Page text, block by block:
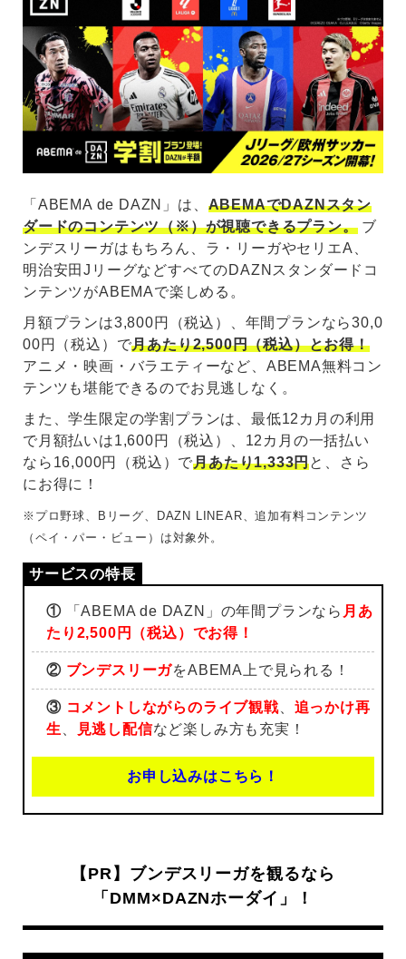
「ABEMA de DAZN」は、 ABEMAでDAZNスタン
ダードのコンテンツ（※）が視聴できるプラン。ブ
ンデスリーガはもちろん、ラ・リーガやセリエA、
明治安田JリーグなどすべてのDAZNスタンダードコ
ンテンツがABEMAで楽しめる。
月額プランは3,800円（税込）、年間プランなら30,0
00円（税込）で月あたり2,500円（税込）とお得！
アニメ・映画・バラエティーなど、ABEMA無料コン
テンツも堪能できるのでお見逃しなく。
また、学生限定の学割プランは、最低12カ月の利用
で月額払いは1,600円（税込）、12カ月の一括払い
なら16,000円（税込）で月あたり1,333円と、さら
にお得に！
※プロ野球、Bリーグ、DAZN LINEAR、追加有料コンテンツ
（ペイ・パー・ビュー）は対象外。
①「ABEMA de DAZN」の年間プランなら 月あ
たり2,500円（税込）でお得！
② ブンデスリーガをABEMA上で見られる！
③ コメントしながらのライブ観戦、 追っかけ再
生
見逃し配信など楽しみ方も充実！
お申し込みはこちら！
【PR】ブンデスリーガを観るなら
「DMM×DAZNホーダイ」！